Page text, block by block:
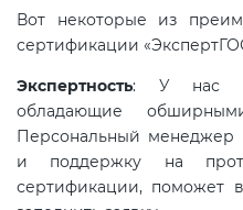
Вот некоторые из
сертификации
Экспертность: У нас
обладающие
Персональный менеджер
и поддержку на
сертификации, поможет
Остальное
БАДы
Декларирование
Декларирование
продукции (ТР ЕАЭС